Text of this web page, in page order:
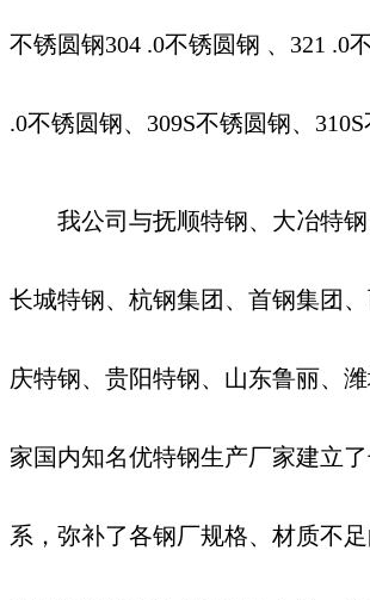
不锈圆钢304 .0不锈圆钢 、321 .0
.0不锈圆钢、309S不锈圆钢、310S
我公司与抚顺特钢、大冶特钢
长城特钢、杭钢集团、首钢集团
庆特钢、贵阳特钢、山东鲁丽、
家国内知名优特钢生产厂家建立
系，弥补了各钢厂规格、材质不